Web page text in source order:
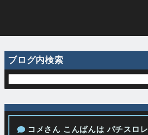
ブログ内検索
コメさん こんばんは パチスロ